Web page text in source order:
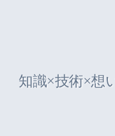
知識×技術×想